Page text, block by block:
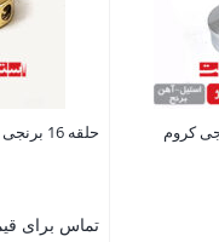
ناخنی 51 برنجی کروم
حلقه 16 برنجی طلایی
تماس برای قیمت :